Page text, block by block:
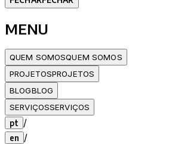
MENU
QUEM SOMOSQUEM SOMOS
PROJETOSPROJETOS
BLOGBLOG
SERVIÇOSSERVIÇOS
pt /
en /